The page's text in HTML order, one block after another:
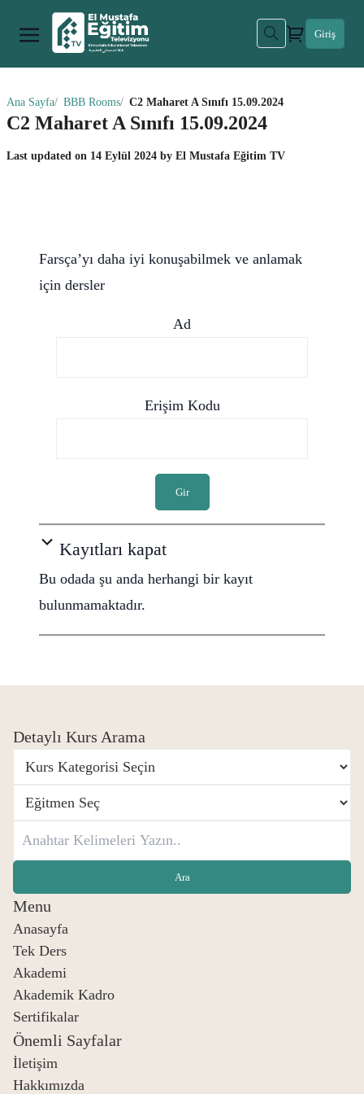
Giriş
Ana Sayfa BBB Rooms C2 Maharet A Sınıfı 15.09.2024
C2 Maharet A Sınıfı 15.09.2024
Last updated on 14 Eylül 2024 by El Mustafa Eğitim TV
Farsça’yı daha iyi konuşabilmek ve anlamak
için dersler
Ad
Erişim Kodu
Gir
Kayıtları kapat
Bu odada şu anda herhangi bir kayıt
bulunmamaktadır.
Detaylı Kurs Arama
Menu
Anasayfa
Tek Ders
Akademi
Akademik Kadro
Sertifikalar
Önemli Sayfalar
İletişim
Hakkımızda